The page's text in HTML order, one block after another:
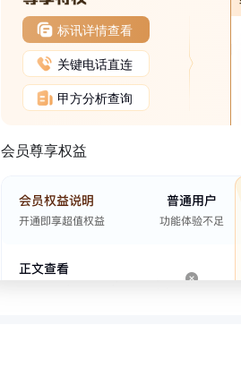
标讯详情查看
关键电话直连
甲方分析查询
会员尊享权益